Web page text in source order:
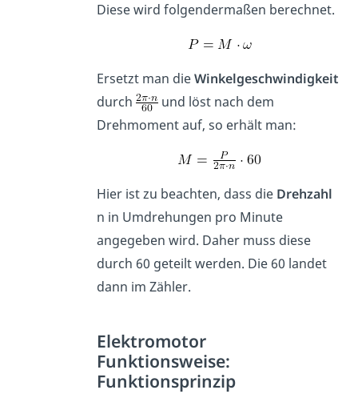
Diese wird folgendermaßen berechnet.
Ersetzt man dieWinkelgeschwindigkeit
durch
und löst nach dem
Drehmoment auf, so erhält man:
Hier ist zu beachten, dass die Drehzahl
n in Umdrehungen pro Minute
angegeben wird. Daher muss diese
durch 60 geteilt werden. Die 60 landet
dann im Zähler.
Elektromotor
Funktionsweise:
Funktionsprinzip